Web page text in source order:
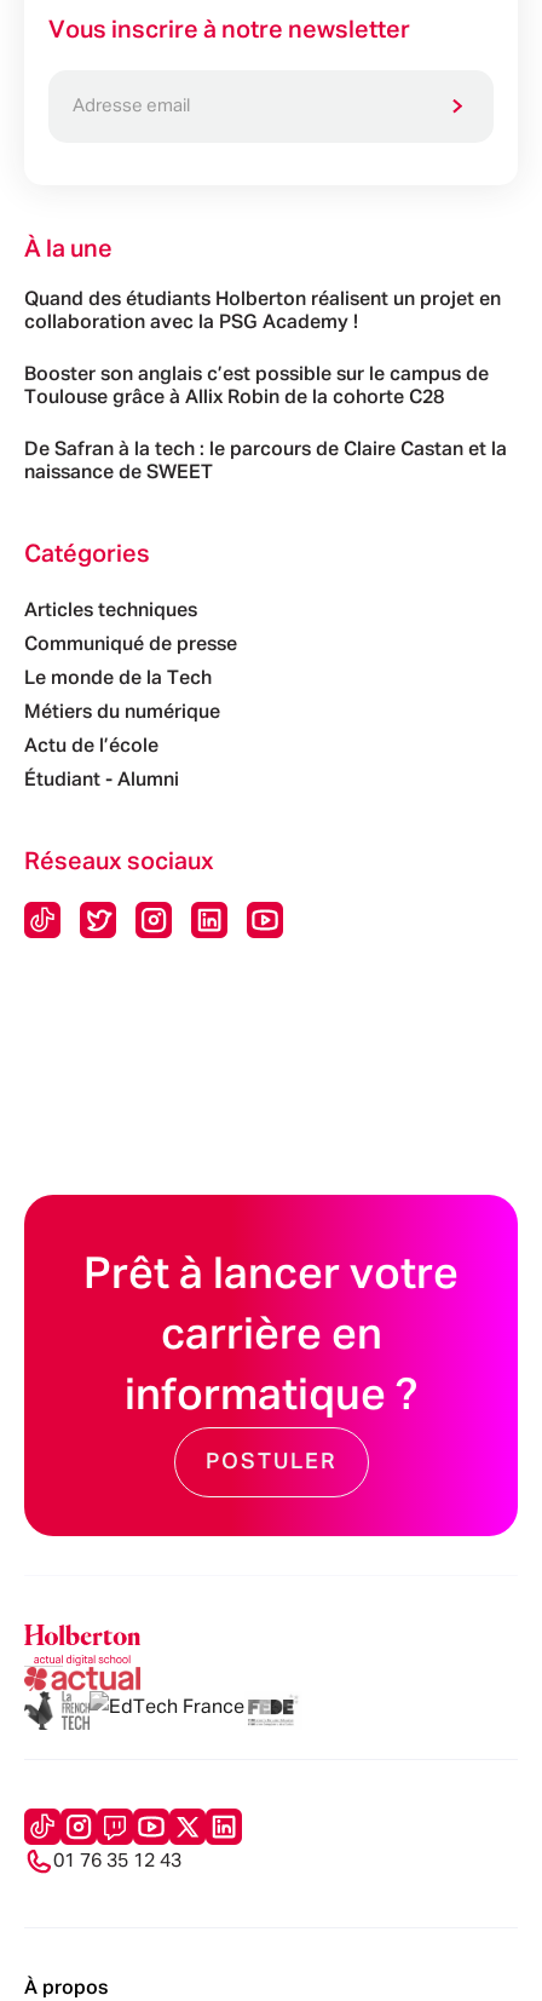
Vous inscrire à notre newsletter
À la une
Quand des étudiants Holberton réalisent un projet en
collaboration avec la PSG Academy !
Booster son anglais c’est possible sur le campus de
Toulouse grâce à Allix Robin de la cohorte C28
De Safran à la tech : le parcours de Claire Castan et la
naissance de SWEET
Catégories
Articles techniques
Communiqué de presse
Le monde de la Tech
Métiers du numérique
Actu de l’école
Étudiant - Alumni
Réseaux sociaux
Prêt à lancer votre
carrière en
informatique ?
POSTULER
01 76 35 12 43
À propos